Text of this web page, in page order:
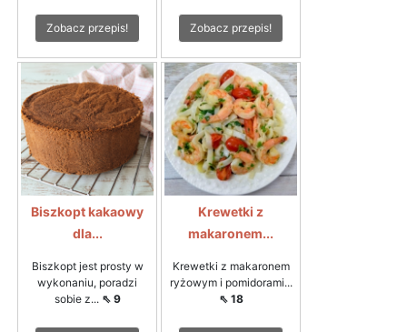
Zobacz przepis! Zobacz przepis!
Biszkopt kakaowy
dla...
Biszkopt jest prosty w
wykonaniu, poradzi
sobie z... ⇖ 9
Krewetki z
makaronem...
Krewetki z makaronem
ryżowym i pomidorami...
⇖ 18